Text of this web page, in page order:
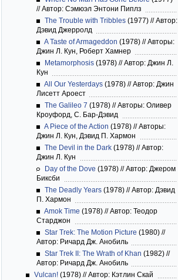
//Автор: Сэмюэл Энтони Пиплз
The Trouble with Tribbles (1977) //Автор:
Дэвид Джерролд
A Taste of Armageddon (1978) //Авторы:
Джин Л. Кун, Роберт Хамнер
Metamorphosis (1978) //Автор: Джин Л.
Кун
All Our Yesterdays (1978) //Автор: Джин
Лисетт Ароест
The Galileo 7 (1978) //Авторы: Оливер
Кроуфорд, С. Бар-Дэвид
A Piece of the Action (1978) //Авторы:
Джин Л. Кун, Дэвид П. Хармон
The Devil in the Dark (1978) //Автор:
Джин Л. Кун
Day of the Dove (1978) //Автор: Джером
Биксби
The Deadly Years (1978) //Автор: Дэвид
П. Хармон
Amok Time (1978) //Автор: Теодор
Старджон
Star Trek: The Motion Picture (1980) //
Автор: Ричард Дж. Анобиль
Star Trek II: The Wrath of Khan (1982) //
Автор: Ричард Дж. Анобиль
Vulcan! (1978) //Автор: Кэтлин Скай